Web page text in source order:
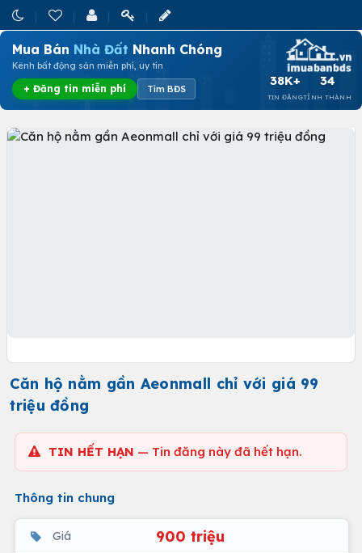
Mua Bán Nhà Đất Nhanh Chóng
Kênh bất động sản miễn phí, uy tín
+ Đăng tin miễn phí Tìm BĐS
38K+
TIN ĐĂNG
34
TỈNH THÀNH
Căn hộ nằm gần Aeonmall chỉ với giá 99
triệu đồng
TIN HẾT HẠN — Tin đăng này đã hết hạn.
Thông tin chung
Giá 900 triệu